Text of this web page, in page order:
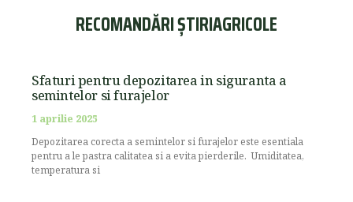
RECOMANDĂRI ȘTIRIAGRICOLE
Sfaturi pentru depozitarea in siguranta a
semintelor si furajelor
1 aprilie 2025
Depozitarea corecta a semintelor si furajelor este esentiala
pentru a le pastra calitatea si a evita pierderile. Umiditatea,
temperatura si